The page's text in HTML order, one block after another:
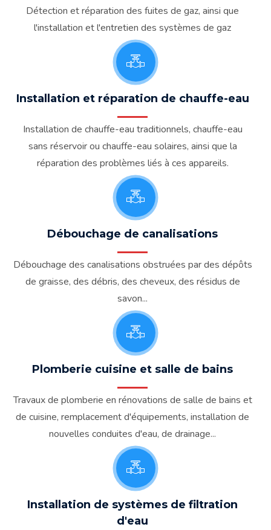
Détection et réparation des fuites de gaz, ainsi que
l'installation et l'entretien des systèmes de gaz
Installation et réparation de chauffe-eau
Installation de chauffe-eau traditionnels, chauffe-eau
sans réservoir ou chauffe-eau solaires, ainsi que la
réparation des problèmes liés à ces appareils.
Débouchage de canalisations
Débouchage des canalisations obstruées par des dépôts
de graisse, des débris, des cheveux, des résidus de
savon...
Plomberie cuisine et salle de bains
Travaux de plomberie en rénovations de salle de bains et
de cuisine, remplacement d'équipements, installation de
nouvelles conduites d'eau, de drainage...
Installation de systèmes de filtration
d'eau